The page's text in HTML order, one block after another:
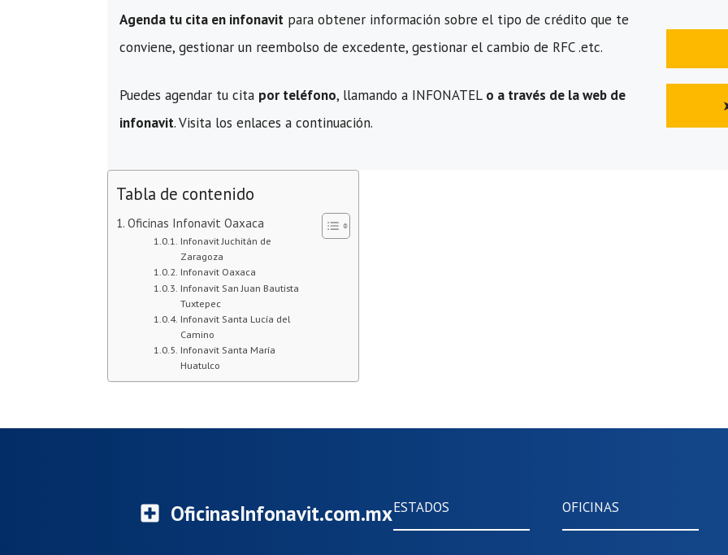
Agenda tu cita en infonavit para obtener información sobre el tipo de crédito que te
conviene, gestionar un reembolso de excedente, gestionar el cambio de RFC .etc.
Puedes agendar tu cita por teléfono, llamando a INFONATEL o a través de la web de
infonavit. Visita los enlaces a continuación.
Tabla de contenido
Oficinas Infonavit Oaxaca
Infonavit Juchitán de
Zaragoza
Infonavit Oaxaca
Infonavit San Juan Bautista
Tuxtepec
Infonavit Santa Lucía del
Camino
Infonavit Santa María
Huatulco
OficinasInfonavit.com.mxESTADOS OFICINAS